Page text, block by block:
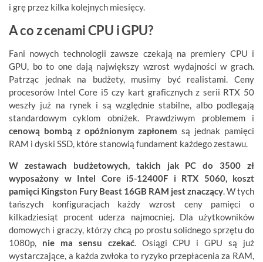
i grę przez kilka kolejnych miesięcy.
A co z cenami CPU i GPU?
Fani nowych technologii zawsze czekają na premiery CPU i
GPU, bo to one dają największy wzrost wydajności w grach.
Patrząc jednak na budżety, musimy być realistami. Ceny
procesorów Intel Core i5 czy kart graficznych z serii RTX 50
weszły już na rynek i są względnie stabilne, albo podlegają
standardowym cyklom obniżek. Prawdziwym problemem i
cenową bombą z opóźnionym zapłonem są jednak pamięci
RAM i dyski SSD, które stanowią fundament każdego zestawu.
W zestawach budżetowych, takich jak PC do 3500 zł
wyposażony w Intel Core i5-12400F i RTX 5060, koszt
pamięci Kingston Fury Beast 16GB RAM jest znaczący. W tych
tańszych konfiguracjach każdy wzrost ceny pamięci o
kilkadziesiąt procent uderza najmocniej. Dla użytkowników
domowych i graczy, którzy chcą po prostu solidnego sprzętu do
1080p, nie ma sensu czekać. Osiągi CPU i GPU są już
wystarczające, a każda zwłoka to ryzyko przepłacenia za RAM,